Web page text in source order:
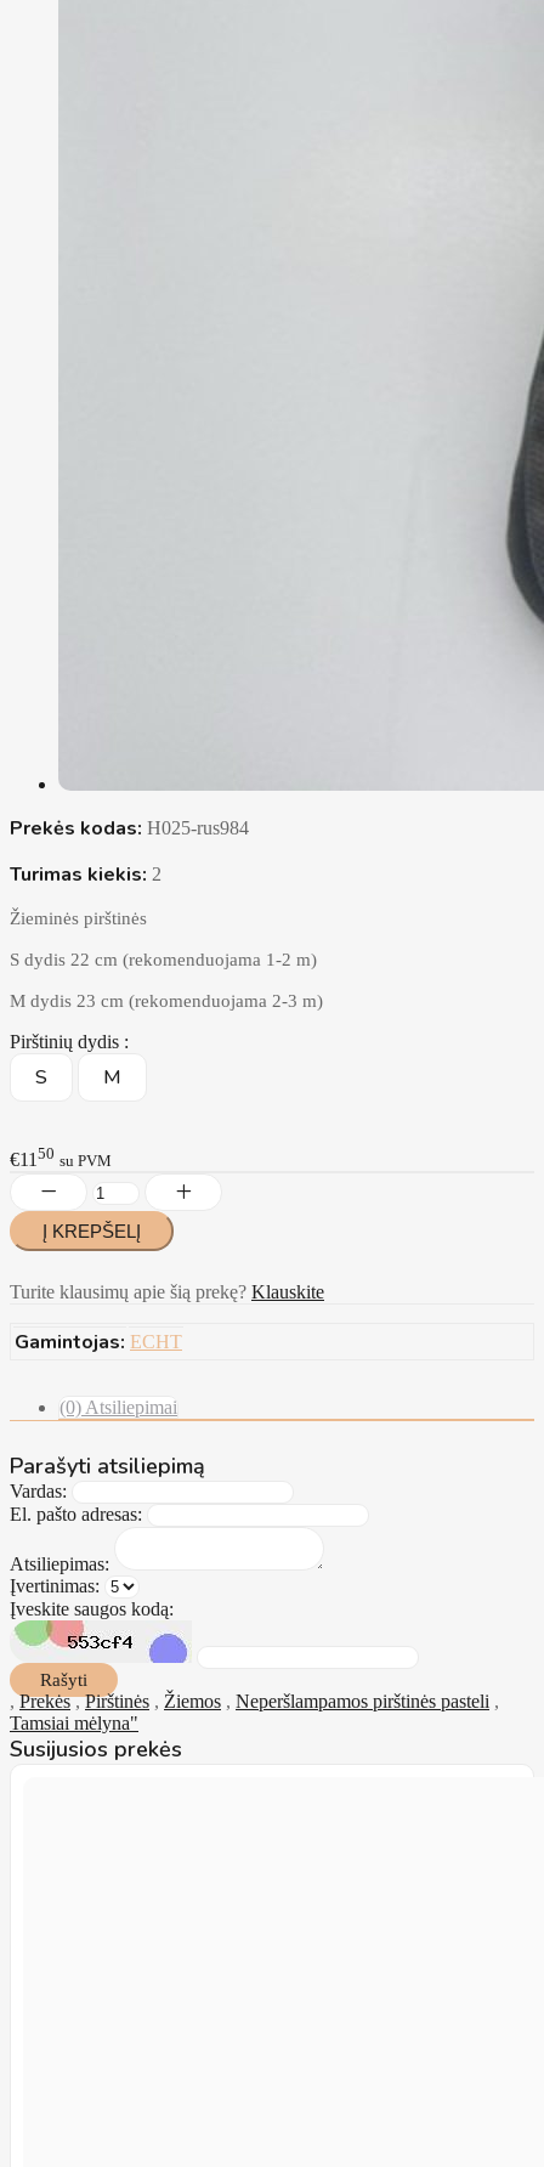
Prekės kodas: H025-rus984
Turimas kiekis: 2
Žieminės pirštinės
S dydis 22 cm (rekomenduojama 1-2 m)
M dydis 23 cm (rekomenduojama 2-3 m)
Pirštinių dydis :
S M
€11 50 su PVM
Turite klausimų apie šią prekę? Klauskite
Gamintojas: ECHT
(0) Atsiliepimai
Parašyti atsiliepimą
Vardas:
El. pašto adresas:
Atsiliepimas:
Įvertinimas:
Įveskite saugos kodą:
Rašyti
,Prekės,Pirštinės , Žiemos , Neperšlampamos pirštinės pasteli ,
Tamsiai mėlyna"
Susijusios prekės